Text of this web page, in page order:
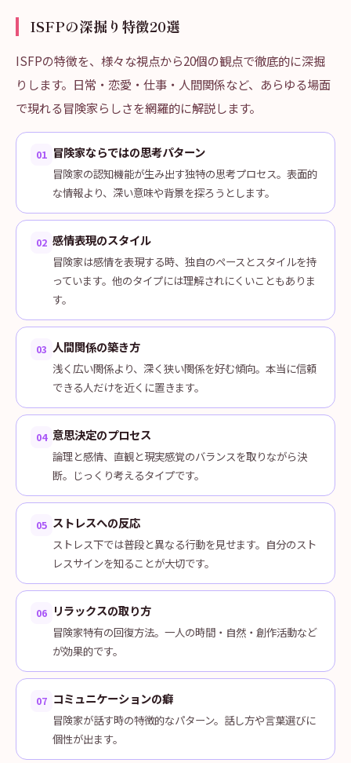
ISFPの深掘り特徴20選
ISFPの特徴を、様々な視点から20個の観点で徹底的に深掘
りします。日常・恋愛・仕事・人間関係など、あらゆる場面
で現れる冒険家らしさを網羅的に解説します。
01 冒険家ならではの思考パターン
冒険家の認知機能が生み出す独特の思考プロセス。表面的
な情報より、深い意味や背景を探ろうとします。
02 感情表現のスタイル
冒険家は感情を表現する時、独自のペースとスタイルを持
っています。他のタイプには理解されにくいこともありま
す。
03 人間関係の築き方
浅く広い関係より、深く狭い関係を好む傾向。本当に信頼
できる人だけを近くに置きます。
04 意思決定のプロセス
論理と感情、直観と現実感覚のバランスを取りながら決
断。じっくり考えるタイプです。
05 ストレスへの反応
ストレス下では普段と異なる行動を見せます。自分のスト
レスサインを知ることが大切です。
06 リラックスの取り方
冒険家特有の回復方法。一人の時間・自然・創作活動など
が効果的です。
07 コミュニケーションの癖
冒険家が話す時の特徴的なパターン。話し方や言葉選びに
個性が出ます。